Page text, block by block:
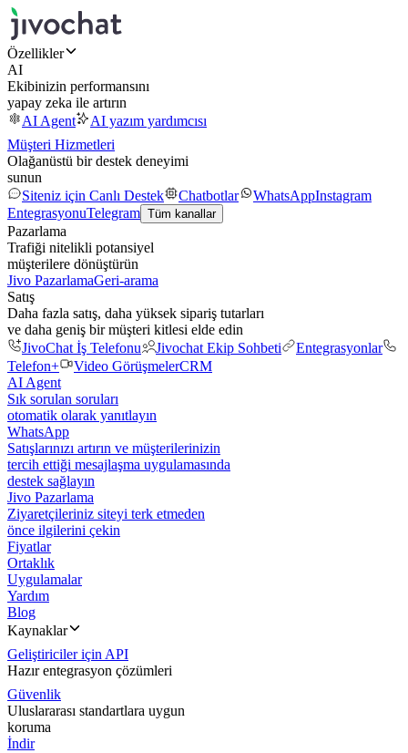
Özellikler
AI
Ekibinizin performansını
yapay zeka ile artırın
AI Agent
AI yazım yardımcısı
Müşteri Hizmetleri
Olağanüstü bir destek deneyimi
sunun
Siteniz için Canlı Destek
Chatbotlar WhatsAppInstagram
EntegrasyonuTelegram Tüm kanallar
Pazarlama
Trafiği nitelikli potansiyel
müşterilere dönüştürün
Jivo PazarlamaGeri-arama
Satış
Daha fazla satış, daha yüksek sipariş tutarları
ve daha geniş bir müşteri kitlesi elde edin
JivoChat İş Telefonu
Jivochat Ekip Sohbeti
Entegrasyonlar
Telefon+
Video GörüşmelerCRM
AI Agent
Sık sorulan soruları
otomatik olarak yanıtlayın
WhatsApp
Satışlarınızı artırın ve müşterilerinizin
tercih ettiği mesajlaşma uygulamasında
destek sağlayın
Jivo Pazarlama
Ziyaretçileriniz siteyi terk etmeden
önce ilgilerini çekin
Fiyatlar
Ortaklık
Uygulamalar
Yardım
Blog
Kaynaklar
Geliştiriciler için API
Hazır entegrasyon çözümleri
Güvenlik
Uluslararası standartlara uygun
koruma
İndir